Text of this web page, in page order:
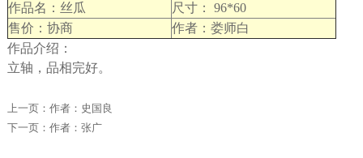
作品名：丝瓜
尺寸： 96*60
售价：协商
作者：娄师白
作品介绍：
立轴，品相完好。
上一页： 作者：史国良
下一页： 作者：张广